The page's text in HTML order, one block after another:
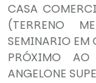
CASA
(TERRENO
SEMINARIO EM
PRÓXIMO
ANGELONE